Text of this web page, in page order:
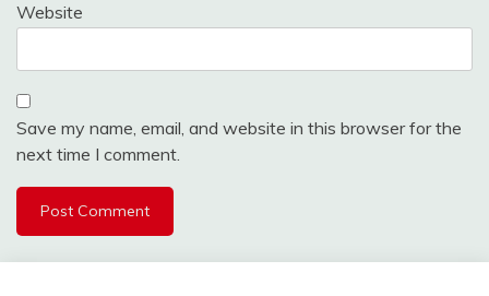
Website
Save my name, email, and website in this browser for the
next time I comment.